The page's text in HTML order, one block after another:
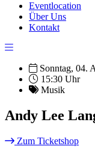
Eventlocation
Über Uns
Kontakt
Sonntag, 04.
15:30 Uhr
Musik
Andy Lee
Zum Ticketshop